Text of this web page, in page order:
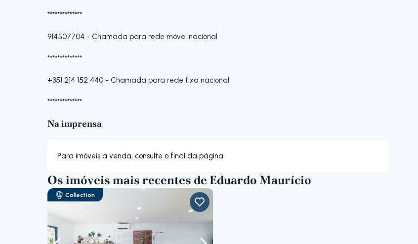
**************
914507704 - Chamada para rede móvel nacional
**************
+351 214 152 440 - Chamada para rede fixa nacional
**************
Na imprensa
Para imóveis a venda, consulte o final da página
Os imóveis mais recentes de Eduardo Maurício
Collection